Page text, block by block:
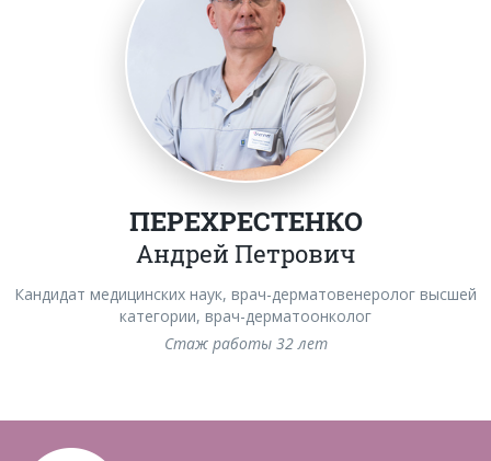
ПЕРЕХРЕСТЕНКО
Андрей Петрович
Кандидат медицинских наук, врач-дерматовенеролог высшей
категории, врач-дерматоонколог
Стаж работы 32 лет